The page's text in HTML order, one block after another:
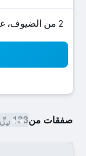
2 من الضيوف، غرفة واحدة
صفقات من133 ﷼